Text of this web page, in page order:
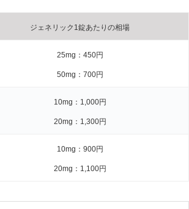
ジェネリック1錠あたりの相場
25mg：450円
50mg：700円
10mg：1,000円
20mg：1,300円
10mg：900円
20mg：1,100円